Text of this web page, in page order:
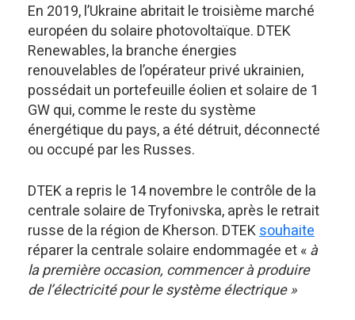
En 2019, l’Ukraine abritait le troisième marché
européen du solaire photovoltaïque. DTEK
Renewables, la branche énergies
renouvelables de l’opérateur privé ukrainien,
possédait un portefeuille éolien et solaire de 1
GW qui, comme le reste du système
énergétique du pays, a été détruit, déconnecté
ou occupé par les Russes.
DTEK a repris le 14 novembre le contrôle de la
centrale solaire de Tryfonivska, après le retrait
russe de la région de Kherson. DTEKsouhaite
réparer la centrale solaire endommagée et «à
la première occasion, commencer à produire
de l’électricité pour le système électrique »